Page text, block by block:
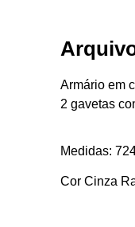
Armário em
2 gavetas
Medidas:
Cor Cinza